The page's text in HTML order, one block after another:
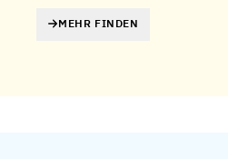
MEHR FINDEN